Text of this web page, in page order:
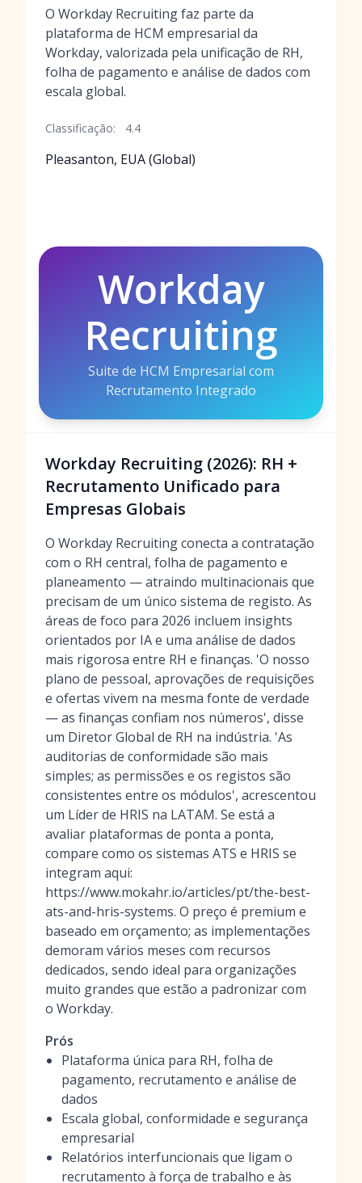
O Workday Recruiting faz parte da
plataforma de HCM empresarial da
Workday, valorizada pela unificação de RH,
folha de pagamento e análise de dados com
escala global.
Classificação: 4.4
Pleasanton, EUA (Global)
Workday
Recruiting
Suite de HCM Empresarial com
Recrutamento Integrado
Workday Recruiting (2026): RH +
Recrutamento Unificado para
Empresas Globais
O Workday Recruiting conecta a contratação
com o RH central, folha de pagamento e
planeamento — atraindo multinacionais que
precisam de um único sistema de registo. As
áreas de foco para 2026 incluem insights
orientados por IA e uma análise de dados
mais rigorosa entre RH e finanças. 'O nosso
plano de pessoal, aprovações de requisições
e ofertas vivem na mesma fonte de verdade
— as finanças confiam nos números', disse
um Diretor Global de RH na indústria. 'As
auditorias de conformidade são mais
simples; as permissões e os registos são
consistentes entre os módulos', acrescentou
um Líder de HRIS na LATAM. Se está a
avaliar plataformas de ponta a ponta,
compare como os sistemas ATS e HRIS se
integram aqui:
https://www.mokahr.io/articles/pt/the-best-
ats-and-hris-systems. O preço é premium e
baseado em orçamento; as implementações
demoram vários meses com recursos
dedicados, sendo ideal para organizações
muito grandes que estão a padronizar com
o Workday.
Prós
Plataforma única para RH, folha de
pagamento, recrutamento e análise de
dados
Escala global, conformidade e segurança
empresarial
Relatórios interfuncionais que ligam o
recrutamento à força de trabalho e às